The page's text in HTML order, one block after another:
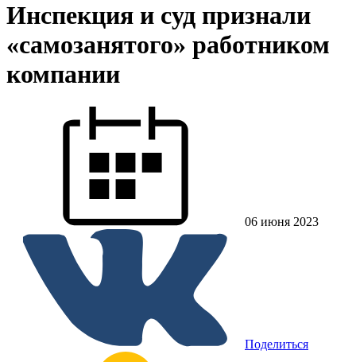
Инспекция и суд признали
«самозанятого» работником
компании
06 июня 2023
Поделиться